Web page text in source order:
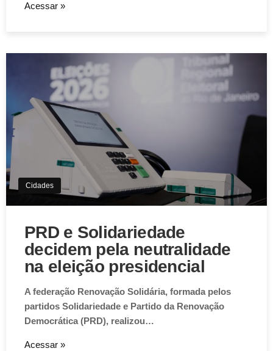
Aviso de Cookies!
Este website utiliza Cookies. Usamos cookies, garantindo
experiência única em nosso site.
Acessar »
Cidades
PRD e Solidariedade
decidem pela neutralidade
na eleição presidencial
A federação Renovação Solidária, formada pelos
partidos Solidariedade e Partido da Renovação
Democrática (PRD), realizou…
Acessar »